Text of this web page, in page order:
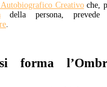
Creativoche,
della persona,
.
forma